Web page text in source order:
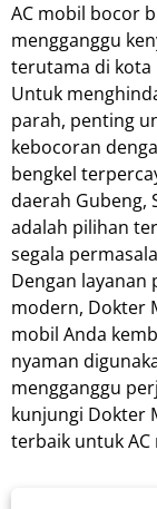
AC mobil bocor
mengganggu
terutama di kota
Untuk
parah, penting
kebocoran
bengkel
daerah Gubeng,
adalah pilihan
segala
Dengan
modern, Dokter
mobil Anda
nyaman
mengganggu
kunjungi Dokter
terbaik untuk AC